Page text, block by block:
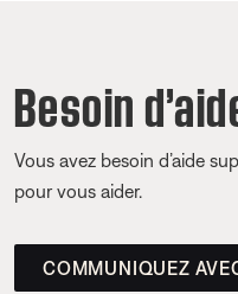
Besoin
Vous avez besoin d’aide
pour vous aider.
COMMUNIQUEZ